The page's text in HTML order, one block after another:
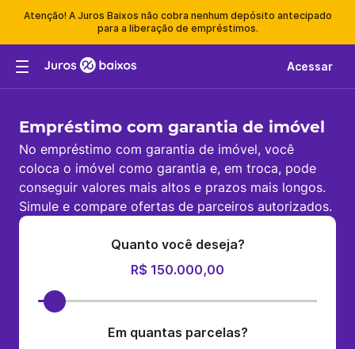
Atenção! A Juros Baixos não cobra nenhum depósito antecipado
para a liberação de empréstimos.
Acessar
Empréstimo com garantia de imóvel
No empréstimo com garantia de imóvel, você
coloca o imóvel como garantia e, em troca, pode
conseguir valores mais altos e prazos mais longos.
Simule e compare ofertas de parceiros autorizados.
Quanto você deseja?
R$ 150.000,00
Em quantas parcelas?